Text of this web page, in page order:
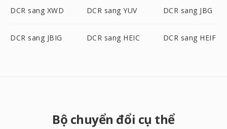
DCR sang XWD DCR sang YUV DCR sang JBG
DCR sang JBIG DCR sang HEIC DCR sang HEIF
Bộ chuyển đổi cụ thể